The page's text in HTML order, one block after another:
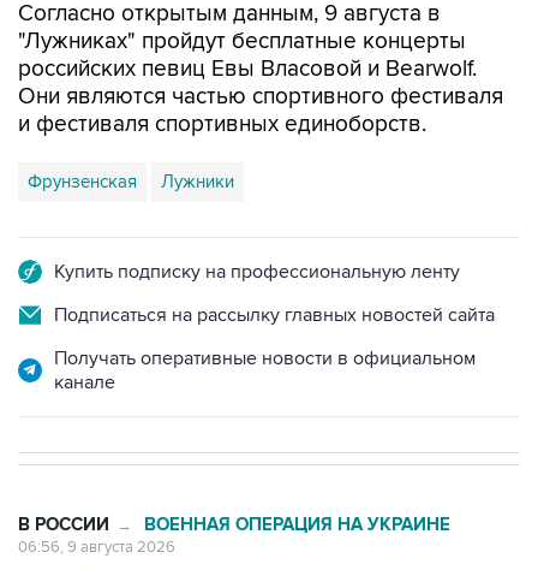
Согласно открытым данным, 9 августа в
"Лужниках" пройдут бесплатные концерты
российских певиц Евы Власовой и Bearwolf.
Они являются частью спортивного фестиваля
и фестиваля спортивных единоборств.
Фрунзенская Лужники
Купить подписку на профессиональную ленту
Подписаться на рассылку главных новостей сайта
Получать оперативные новости в официальном
канале
В РОССИИ → ВОЕННАЯ ОПЕРАЦИЯ НА УКРАИНЕ
06:56, 9 августа 2026